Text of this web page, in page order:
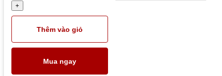
Thêm vào giỏ
Mua ngay